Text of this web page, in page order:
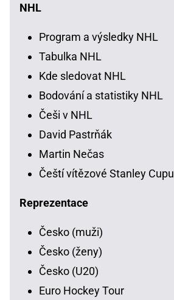
NHL
Program a výsledky NHL
Tabulka NHL
Kde sledovat NHL
Bodování a statistiky NHL
Češi v NHL
David Pastrňák
Martin Nečas
Čeští vítězové Stanley Cupu
Reprezentace
Česko (muži)
Česko (ženy)
Česko (U20)
Euro Hockey Tour